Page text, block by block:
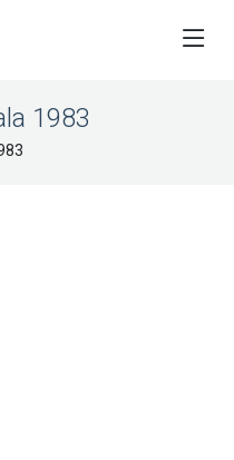
1983